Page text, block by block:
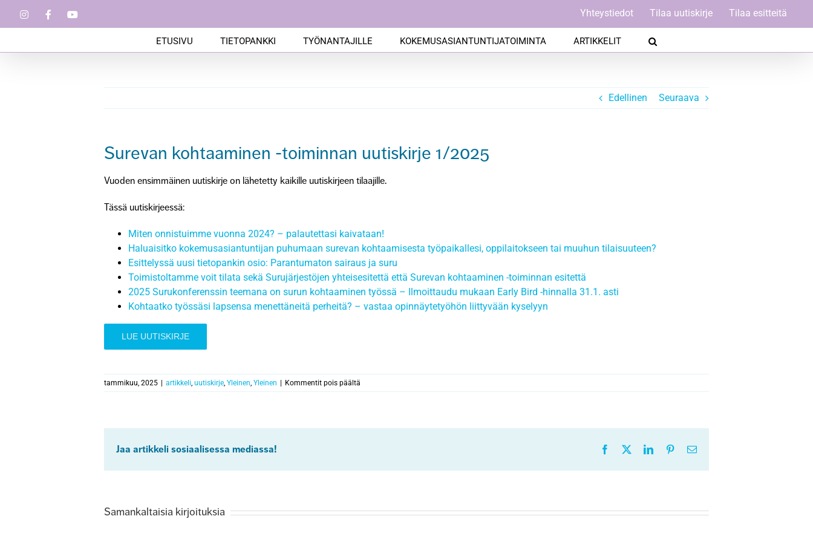
InstagramFacebook Yhteystiedot Tilaa uutiskirje Tilaa esitteitä
ETUSIVU TIETOPANKKI TYÖNANTAJILLE KOKEMUSASIANTUNTIJATOIMINTA ARTIKKELIT
Edellinen Seuraava
Surevan kohtaaminen -toiminnan uutiskirje 1/2025
Vuoden ensimmäinen uutiskirje on lähetetty kaikille uutiskirjeen tilaajille.
Tässä uutiskirjeessä:
Miten onnistuimme vuonna 2024? – palautettasi kaivataan!
Haluaisitko kokemusasiantuntijan puhumaan surevan kohtaamisesta työpaikallesi, oppilaitokseen tai muuhun tilaisuuteen?
Esittelyssä uusi tietopankin osio: Parantumaton sairaus ja suru
Toimistoltamme voit tilata sekä Surujärjestöjen yhteisesitettä että Surevan kohtaaminen -toiminnan esitettä
2025 Surukonferenssin teemana on surun kohtaaminen työssä – Ilmoittaudu mukaan Early Bird -hinnalla 31.1. asti
Kohtaatko työssäsi lapsensa menettäneitä perheitä? – vastaa opinnäytetyöhön liittyvään kyselyyn
LUE UUTISKIRJE
tammikuu, 2025 artikkeli, uutiskirje, Yleinen, Yleinen Kommentit pois päältä
Surevan
Jaa artikkeli sosiaalisessa mediassa! Facebook LinkedInPinterestSähköposti
Samankaltaisia kirjoituksia